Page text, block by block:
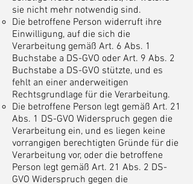
sie nicht mehr notwendig sind.
Die betroffene Person widerruft ihre
Einwilligung, auf die sich die
Verarbeitung gemäß Art. 6 Abs. 1
Buchstabe a DS-GVO oder Art. 9 Abs. 2
Buchstabe a DS-GVO stützte, und es
fehlt an einer anderweitigen
Rechtsgrundlage für die Verarbeitung.
Die betroffene Person legt gemäß Art. 21
Abs. 1 DS-GVO Widerspruch gegen die
Verarbeitung ein, und es liegen keine
vorrangigen berechtigten Gründe für die
Verarbeitung vor, oder die betroffene
Person legt gemäß Art. 21 Abs. 2 DS-
GVO Widerspruch gegen die